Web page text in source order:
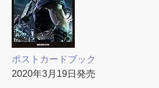
ポストカードブック
2020年3月19日発売